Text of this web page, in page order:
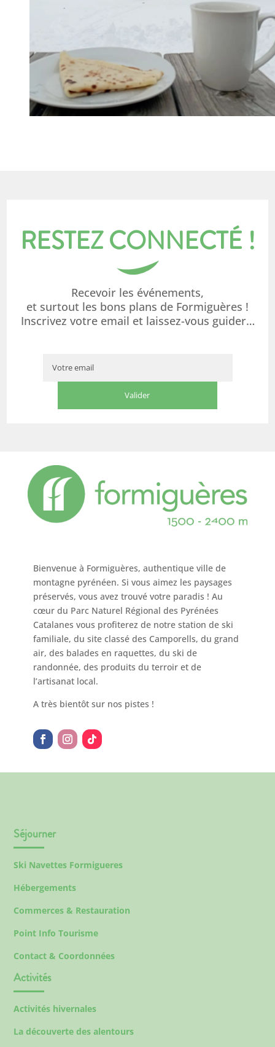
RESTEZ CONNECTÉ !
Recevoir les événements,
et surtout les bons plans de Formiguères !
Inscrivez votre email et laissez-vous guider…
Bienvenue à Formiguères, authentique ville de
montagne pyrénéen. Si vous aimez les paysages
préservés, vous avez trouvé votre paradis ! Au
cœur du Parc Naturel Régional des Pyrénées
Catalanes vous profiterez de notre station de ski
familiale, du site classé des Camporells, du grand
air, des balades en raquettes, du ski de
randonnée, des produits du terroir et de
l’artisanat local.
A très bientôt sur nos pistes !
Séjourner
Ski Navettes Formigueres
Hébergements
Commerces & Restauration
Point Info Tourisme
Contact & Coordonnées
Activités
Activités hivernales
La découverte des alentours